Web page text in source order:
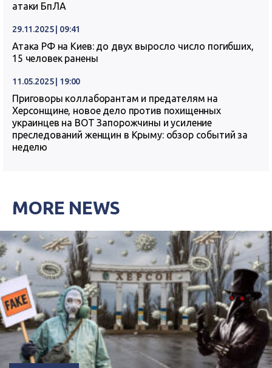
атаки БпЛА
29.11.2025 | 09:41
Атака РФ на Киев: до двух выросло число погибших,
15 человек ранены
11.05.2025 | 19:00
Приговоры коллаборантам и предателям на
Херсонщине, новое дело против похищенных
украинцев на ВОТ Запорожчины и усиление
преследований женщин в Крыму: обзор событий за
неделю
MORE NEWS